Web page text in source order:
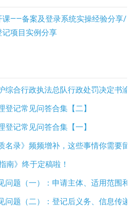
课——备案及登录系统实操经验分享/
项目实例分享
综合行政执法总队行政处罚决定书渝
登记常见问答合集【二】
登记常见问答合集【一】
名录》频频增补，这些事情你需要
南》终于定稿啦！
问题（一）：申请主体、适用范围
问题（二）：登记后义务、信息传